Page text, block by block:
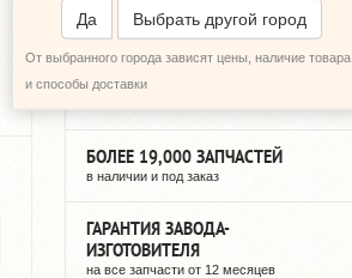
Да Выбрать другой город
От выбранного города зависят цены, наличие товара
и способы доставки
ПЕРЕЗВОНИТЬ МНЕ
3 ГОДА НА РЫНКЕ
БОЛЕЕ 19,000 ЗАПЧАСТЕЙ
в наличии и под заказ
ГАРАНТИЯ ЗАВОДА-
ИЗГОТОВИТЕЛЯ
на все запчасти от 12 месяцев